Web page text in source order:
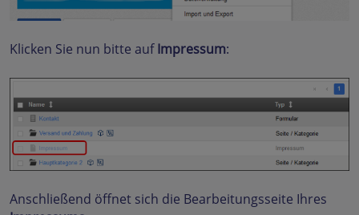
Klicken Sie nun bitte aufImpressum:
Anschließend öffnet sich die Bearbeitungsseite Ihres